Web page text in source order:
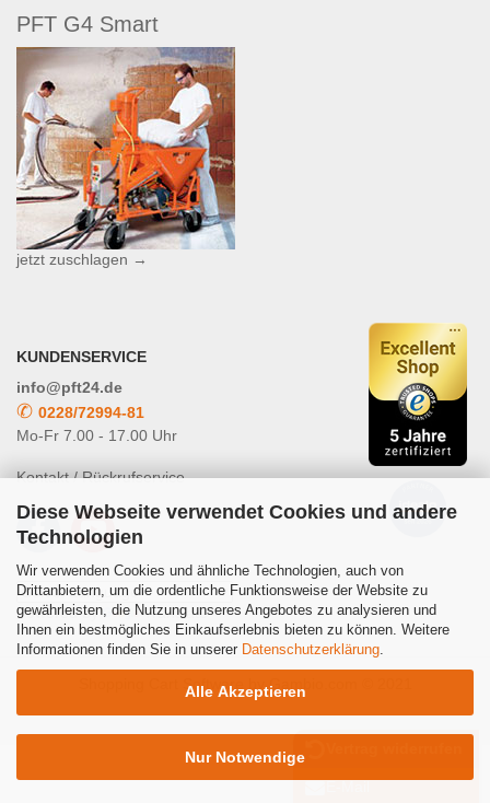
Diese Webseite verwendet Cookies und andere
Technologien
Wir verwenden Cookies und ähnliche Technologien, auch von
Drittanbietern, um die ordentliche Funktionsweise der Website zu
gewährleisten, die Nutzung unseres Angebotes zu analysieren und
Ihnen ein bestmögliches Einkaufserlebnis bieten zu können. Weitere
Informationen finden Sie in unserer Datenschutzerklärung
Alle Akzeptieren
Nur Notwendige
PFT G4 Smart
jetzt zuschlagen →
KUNDENSERVICE
info@pft24.de
✆ 0228/72994-81
Mo-Fr 7.00 - 17.00 Uhr
Kontakt / Rückrufservice
Powered by Translate
Shopping Cart Software by Gambio.com © 2021